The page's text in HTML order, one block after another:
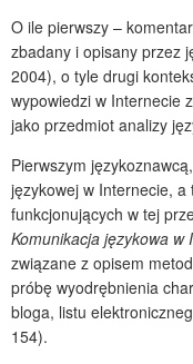
O ile pierwszy –
zbadany i opisany przez
2004), o tyle drugi
wypowiedzi w Internecie
jako przedmiot analizy
Pierwszym
językowej w Internecie, a
funkcjonujących w tej
Komunikacja językowa w
związane z opisem
próbę wyodrębnienia
bloga, listu
154).